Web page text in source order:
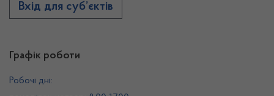
Графік роботи
Робочі дні:
Вхід для суб’єктів